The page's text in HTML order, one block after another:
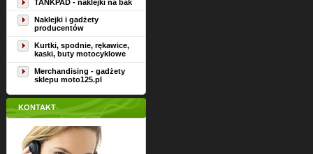
TANKPAD - naklejki na bak
Naklejki i gadżety
producentów
Kurtki, spodnie, rękawice,
kaski, buty motocyklowe
Merchandising - gadżety
sklepu moto125.pl
KONTAKT